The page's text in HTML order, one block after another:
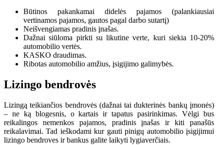
Būtinos pakankamai didelės pajamos (palankiausiai
vertinamos pajamos, gautos pagal darbo sutartį)
Neišvengiamas pradinis įnašas.
Dažnai siūloma pirkti su likutine verte, kuri siekia 10-20%
automobilio vertės.
KASKO draudimas.
Ribotas automobilio amžius, įsigijimo galimybės.
Lizingo bendrovės
Lizingą teikiančios bendrovės (dažnai tai dukterinės bankų įmonės)
– ne ką blogesnis, o kartais ir tapatus pasirinkimas. Vėlgi bus
reikalingos nemenkos pajamos, pradinis įnašas ir kiti panašūs
reikalavimai. Tad ieškodami kur gauti pinigų automobilio įsigijimui
lizingo bendroves ir bankus galite laikyti lygiaverčiais.